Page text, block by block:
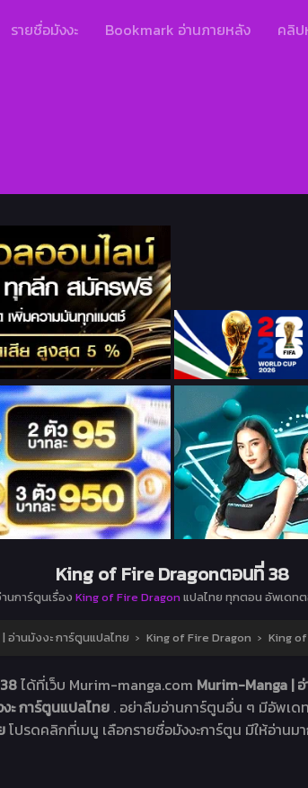
รายชื่อมังงะ Bookmark อ่านภายหลัง คลิ
King of Fire Dragonตอนที่ 38
นการ์ตูนเรื่อง King of Fire Dragon แปลไทย ทุกตอน อัพเดท
อ่านมังงะ การ์ตูนแปลไทย › King of Fire Dragon › King
ได้ที่เว็บ Murim-manga.com Murim-Manga |
ะ การ์ตูนแปลไทย . อย่าลืมอ่านการ์ตูนอื่น ๆ มีอัพเด
โปรดคลิกที่เมนู เลือกรายชื่อมังงะการ์ตูน มีให้อ่านม